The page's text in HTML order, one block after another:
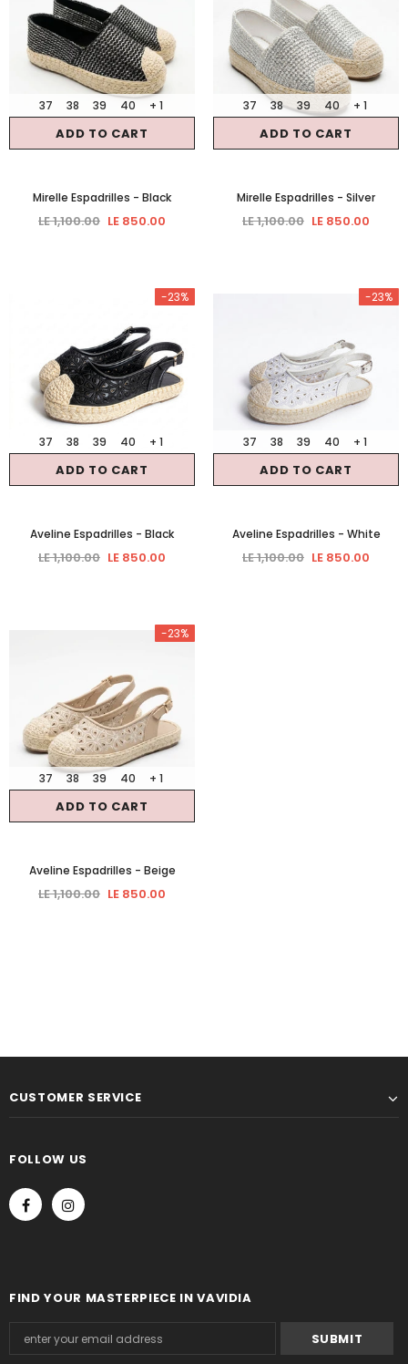
ADD TO CART
37 38 39 40 + 1
Mirelle Espadrilles - Black
LE 1,100.00 LE 850.00
ADD TO CART
37 38 39 40 + 1
Mirelle Espadrilles - Silver
LE 1,100.00 LE 850.00
-23%
ADD TO CART
37 38 39 40 + 1
Aveline Espadrilles - Black
LE 1,100.00 LE 850.00
-23%
ADD TO CART
37 38 39 40 + 1
Aveline Espadrilles - White
LE 1,100.00 LE 850.00
-23%
ADD TO CART
37 38 39 40 + 1
Aveline Espadrilles - Beige
LE 1,100.00 LE 850.00
CUSTOMER SERVICE
FOLLOW US
FIND YOUR MASTERPIECE IN VAVIDIA